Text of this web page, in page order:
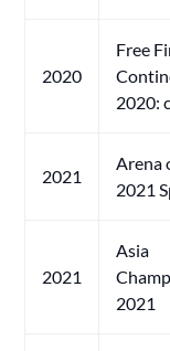
2020
Free
2020:
2021
Arena
2021
2021
Asia
2021